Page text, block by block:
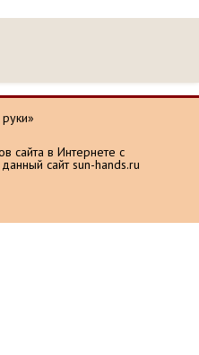
сайта в Интернете с
сайт sun-hands.ru